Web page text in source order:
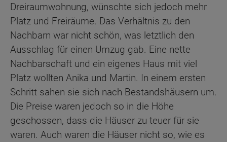
Dreiraumwohnung, wünschte sich jedoch mehr
Platz und Freiräume. Das Verhältnis zu den
Nachbarn war nicht schön, was letztlich den
Ausschlag für einen Umzug gab. Eine nette
Nachbarschaft und ein eigenes Haus mit viel
Platz wollten Anika und Martin. In einem ersten
Schritt sahen sie sich nach Bestandshäusern um.
Die Preise waren jedoch so in die Höhe
geschossen, dass die Häuser zu teuer für sie
waren. Auch waren die Häuser nicht so, wie es